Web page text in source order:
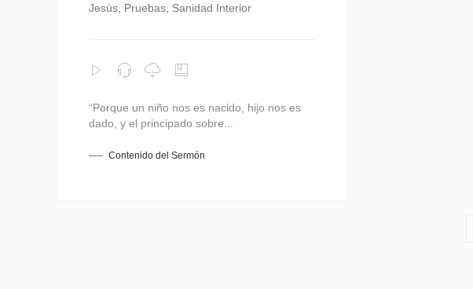
Jesús, Pruebas, Sanidad Interior
“Porque un niño nos es nacido, hijo nos es
dado, y el principado sobre...
Contenido del Sermón